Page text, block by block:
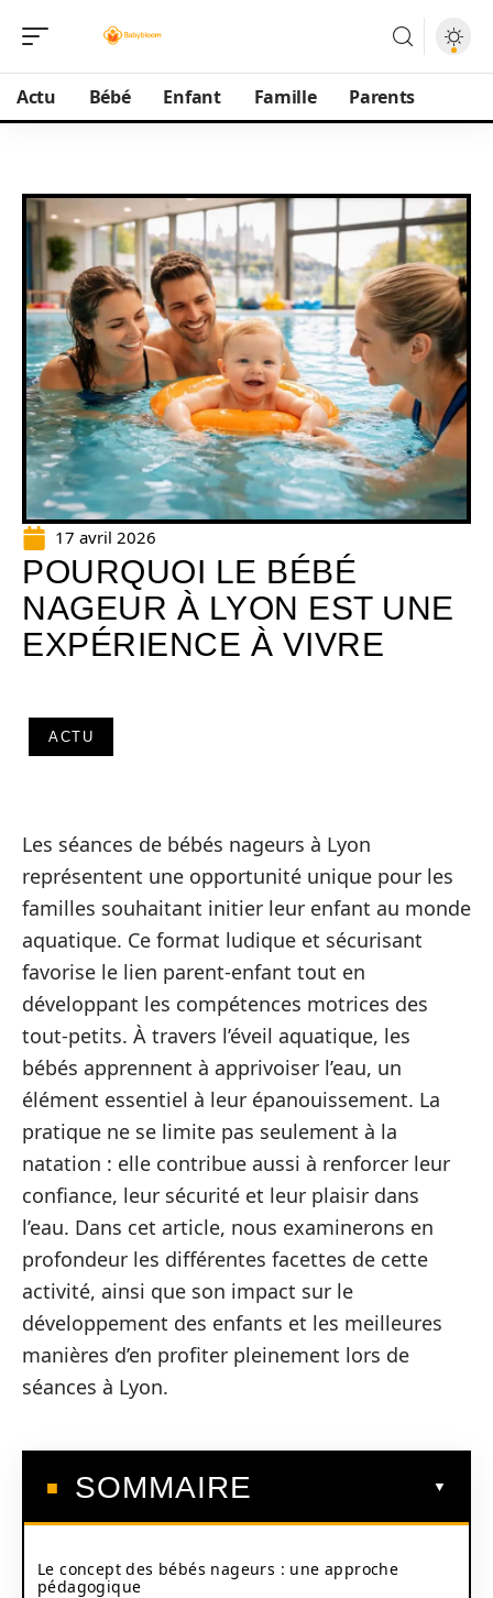
Actu Bébé Enfant Famille Parents
17 avril 2026
POURQUOI LE BÉBÉ
NAGEUR À LYON EST UNE
EXPÉRIENCE À VIVRE
ACTU
Les séances de bébés nageurs à Lyon
représentent une opportunité unique pour les
familles souhaitant initier leur enfant au monde
aquatique. Ce format ludique et sécurisant
favorise le lien parent-enfant tout en
développant les compétences motrices des
tout-petits. À travers l’éveil aquatique, les
bébés apprennent à apprivoiser l’eau, un
élément essentiel à leur épanouissement. La
pratique ne se limite pas seulement à la
natation : elle contribue aussi à renforcer leur
confiance, leur sécurité et leur plaisir dans
l’eau. Dans cet article, nous examinerons en
profondeur les différentes facettes de cette
activité, ainsi que son impact sur le
développement des enfants et les meilleures
manières d’en profiter pleinement lors de
séances à Lyon.
SOMMAIRE
Le concept des bébés nageurs : une approche
pédagogique